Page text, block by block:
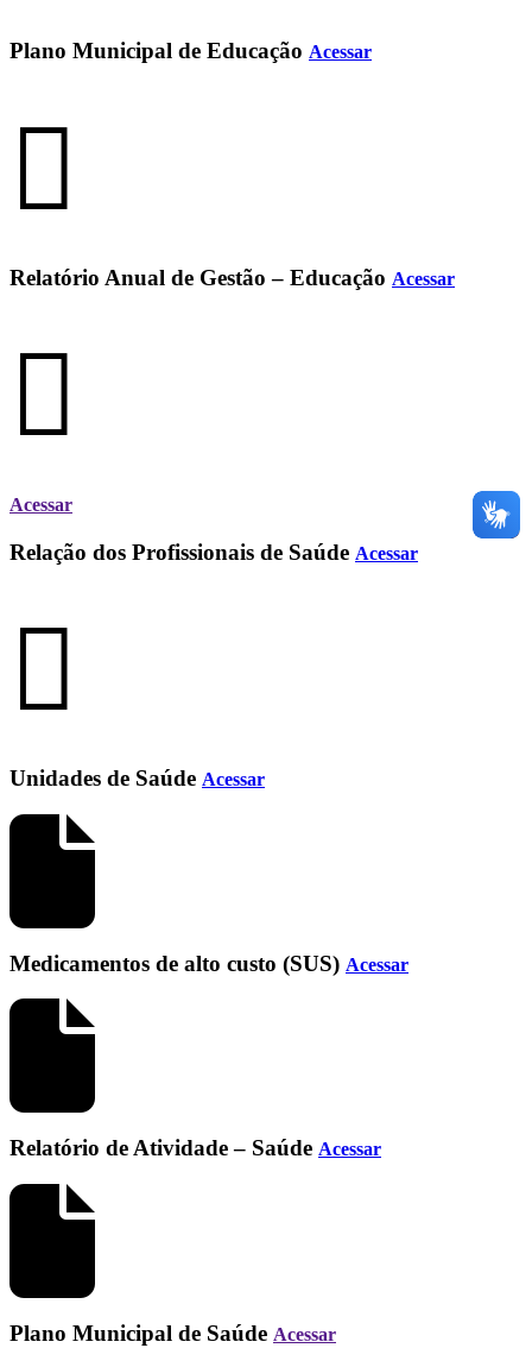
Plano Municipal de Educação Acessar
Relatório Anual de Gestão – Educação Acessar
Acessar
Relação dos Profissionais de Saúde Acessar
Unidades de Saúde Acessar
Medicamentos de alto custo (SUS) Acessar
Relatório de Atividade – Saúde Acessar
Plano Municipal de Saúde Acessar